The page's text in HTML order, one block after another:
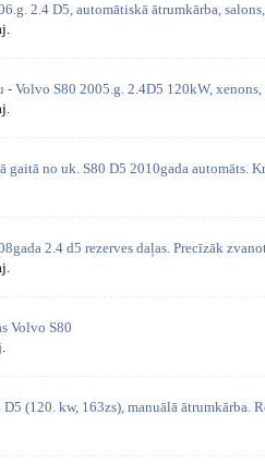
2.4 D5, automātiskā ātrumkārba,
- Volvo S80 2005.g. 2.4D5 120kW,
gaitā no uk. S80 D5 2010gada automāts.
2.4 d5 rezerves daļas. Precīzāk
Volvo S80
(120. kw, 163zs), manuālā ātrumkārba.